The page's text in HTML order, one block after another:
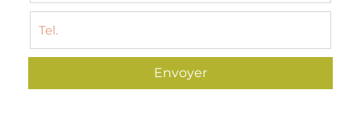
Envoyer